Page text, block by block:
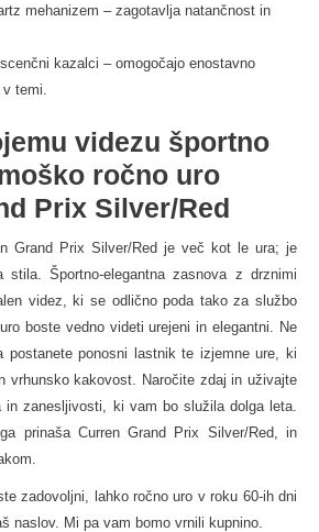
mehanizem – zagotavlja natančnost in
kazalci – omogočajo enostavno
v temi.
videzu športno
ročno uro
Prix Silver/Red
Grand Prix Silver/Red je več kot le ura; je
stila. Športno-elegantna zasnova z drznimi
videz, ki se odlično poda tako za službo
boste vedno videti urejeni in elegantni. Ne
postanete ponosni lastnik te izjemne ure, ki
vrhunsko kakovost. Naročite zdaj in uživajte
in zanesljivosti, ki vam bo služila dolga leta.
prinaša Curren Grand Prix Silver/Red, in
zadovoljni, lahko ročno uro v roku 60-ih dni
naslov. Mi pa vam bomo vrnili kupnino.